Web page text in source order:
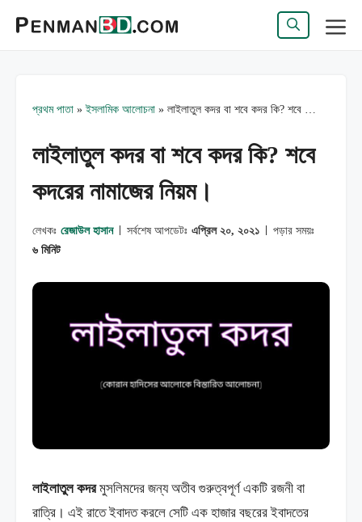
লেখায়
মেন্যু
প্রথম পাতা » ইসলামিক আলোচনা » লাইলাতুল কদর বা শবে কদর কি? শবে কদরের নামাজের নিয়ম।
লাইলাতুল কদর বা শবে কদর কি? শবে
কদরের নামাজের নিয়ম।
লেখকঃ রেজাউল হাসান সর্বশেষ আপডেটঃ এপ্রিল ২০, ২০২১
পড়ার সময়ঃ
৬ মিনিট
লাইলাতুল কদরমুসলিমদের জন্য অতীব গুরুত্বপূর্ণ একটি রজনী বা
রাত্রি। এই রাতে ইবাদত করলে সেটি এক হাজার বছরের ইবাদতের